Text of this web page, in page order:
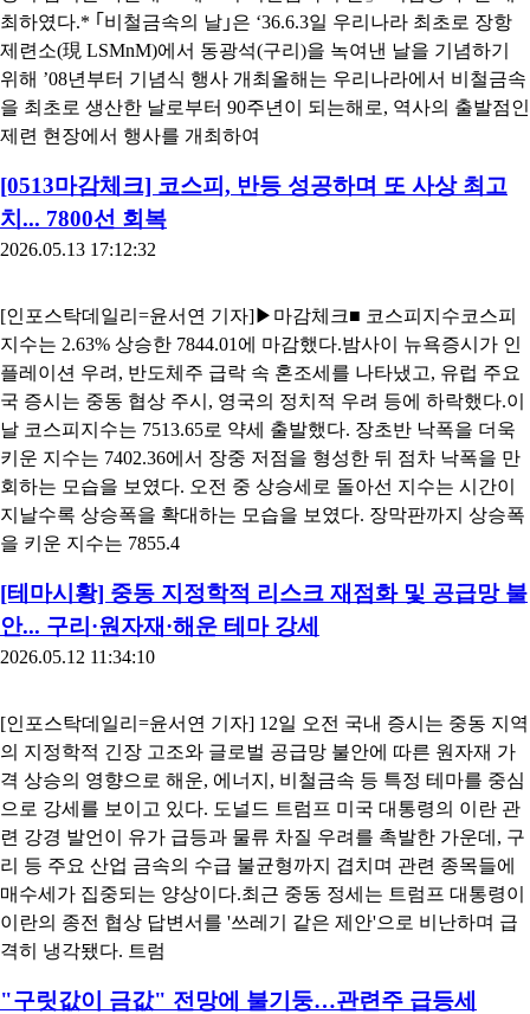
최하였다.* ｢비철금속의 날｣은 ‘36.6.3일 우리나라 최초로 장항
제련소(現 LSMnM)에서 동광석(구리)을 녹여낸 날을 기념하기
위해 ’08년부터 기념식 행사 개최올해는 우리나라에서 비철금속
을 최초로 생산한 날로부터 90주년이 되는해로, 역사의 출발점인
제련 현장에서 행사를 개최하여
[0513마감체크] 코스피, 반등 성공하며 또 사상 최고
치... 7800선 회복
2026.05.13 17:12:32
[인포스탁데일리=윤서연 기자]▶마감체크■ 코스피지수코스피
지수는 2.63% 상승한 7844.01에 마감했다.밤사이 뉴욕증시가 인
플레이션 우려, 반도체주 급락 속 혼조세를 나타냈고, 유럽 주요
국 증시는 중동 협상 주시, 영국의 정치적 우려 등에 하락했다.이
날 코스피지수는 7513.65로 약세 출발했다. 장초반 낙폭을 더욱
키운 지수는 7402.36에서 장중 저점을 형성한 뒤 점차 낙폭을 만
회하는 모습을 보였다. 오전 중 상승세로 돌아선 지수는 시간이
지날수록 상승폭을 확대하는 모습을 보였다. 장막판까지 상승폭
을 키운 지수는 7855.4
[테마시황] 중동 지정학적 리스크 재점화 및 공급망 불
안... 구리·원자재·해운 테마 강세
2026.05.12 11:34:10
[인포스탁데일리=윤서연 기자] 12일 오전 국내 증시는 중동 지역
의 지정학적 긴장 고조와 글로벌 공급망 불안에 따른 원자재 가
격 상승의 영향으로 해운, 에너지, 비철금속 등 특정 테마를 중심
으로 강세를 보이고 있다. 도널드 트럼프 미국 대통령의 이란 관
련 강경 발언이 유가 급등과 물류 차질 우려를 촉발한 가운데, 구
리 등 주요 산업 금속의 수급 불균형까지 겹치며 관련 종목들에
매수세가 집중되는 양상이다.최근 중동 정세는 트럼프 대통령이
이란의 종전 협상 답변서를 '쓰레기 같은 제안'으로 비난하며 급
격히 냉각됐다. 트럼
"구릿값이 금값" 전망에 불기둥…관련주 급등세